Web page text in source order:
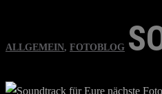
ALLGEMEIN, FOTOBLOG